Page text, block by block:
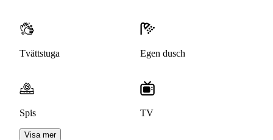
Tvättstuga Egen dusch
Spis TV
Visa mer